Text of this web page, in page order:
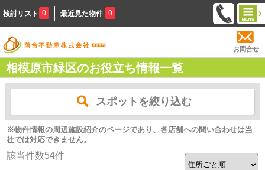
検討リスト 0 最近見た物件 0
お問合せ
相模原市緑区のお役立ち情報一覧
スポットを絞り込む
※物件情報の周辺施設紹介のページであり、各店舗への問い合わせは当
社では対応できません。
該当件数54件